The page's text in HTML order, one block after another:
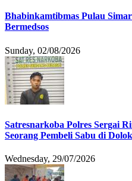
Bhabinkamtibmas Pulau
Bermedsos
Sunday, 02/08/2026
Satresnarkoba Polres Sergai
Seorang Pembeli Sabu di
Wednesday, 29/07/2026